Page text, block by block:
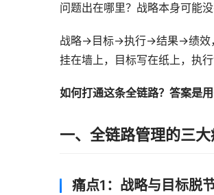
问题出在哪里？战略本身可能
战略→目标→执行→结果→绩效
挂在墙上，目标写在纸上，执
如何打通这条全链路？答案是用
一、全链路管理的三大
痛点1：战略与目标脱